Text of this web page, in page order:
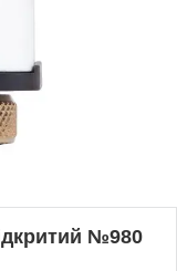
№980